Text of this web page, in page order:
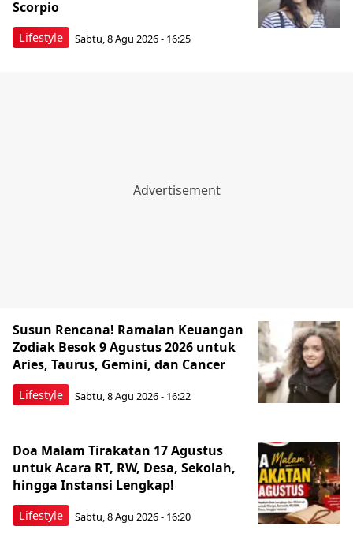
Lifestyle
Scorpio
Sabtu, 8 Agu 2026 - 16:25
Lifestyle
Susun Rencana! Ramalan Keuangan
Zodiak Besok 9 Agustus 2026 untuk
Aries, Taurus, Gemini, dan Cancer
Sabtu, 8 Agu 2026 - 16:22
Lifestyle
Doa Malam Tirakatan 17 Agustus
untuk Acara RT, RW, Desa, Sekolah,
hingga Instansi Lengkap!
Sabtu, 8 Agu 2026 - 16:20